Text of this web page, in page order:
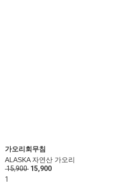
가오리회무침
ALASKA 자연산 가오리
15,900 15,900
1